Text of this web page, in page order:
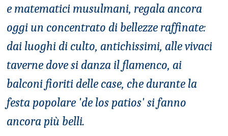
e matematici musulmani, regala ancora
oggi un concentrato di bellezze raffinate:
dai luoghi di culto, antichissimi, alle vivaci
taverne dove si danza il flamenco, ai
balconi fioriti delle case, che durante la
festa popolare 'de los patios' si fanno
ancora più belli.